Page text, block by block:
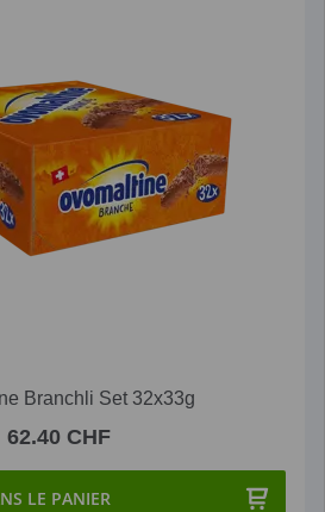
Branchli Set 32x33g
62.40 CHF
LE PANIER